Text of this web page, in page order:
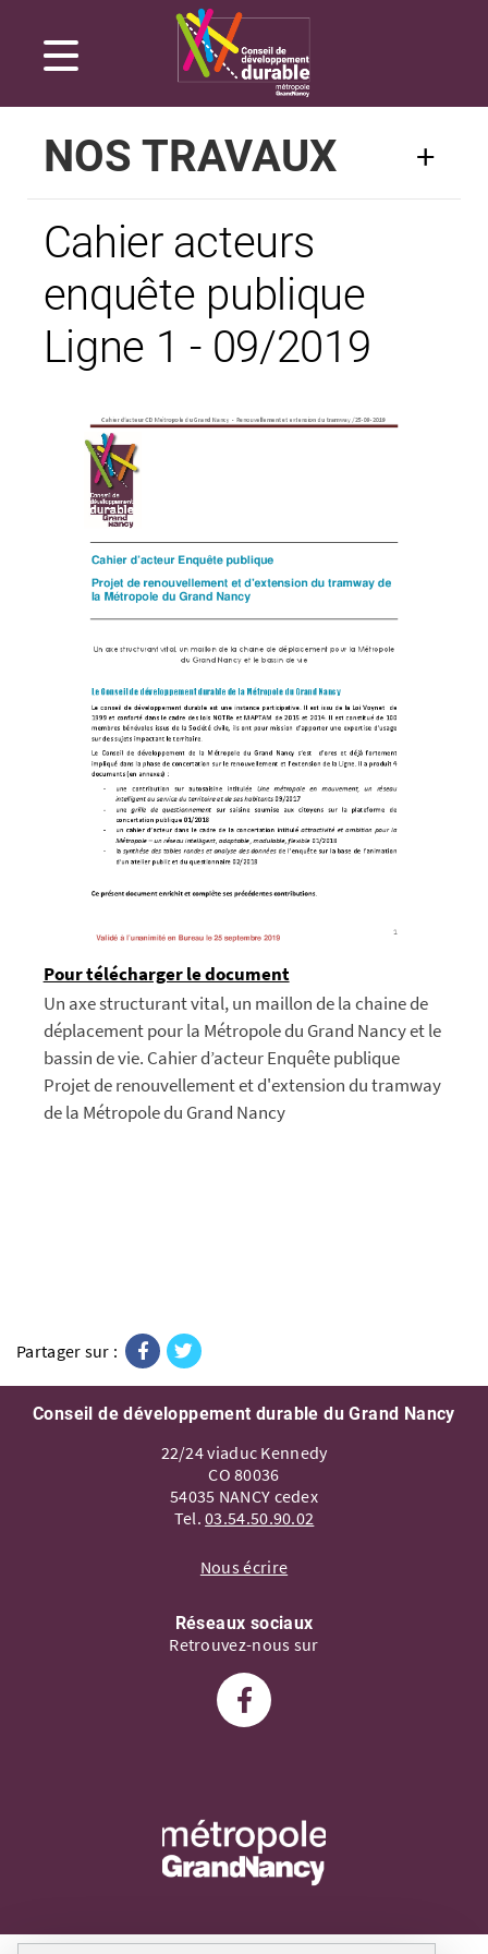
Gestion de vos préférences sur les cookies
NOS TRAVAUX
Cahier acteurs
enquête publique
Ligne 1 - 09/2019
Pour télécharger le document
Un axe structurant vital, un maillon de la chaine de
déplacement pour la Métropole du Grand Nancy et le
bassin de vie. Cahier d’acteur Enquête publique
Projet de renouvellement et d'extension du tramway
de la Métropole du Grand Nancy
Partager sur : Facebook
Conseil de développement durable du Grand Nancy
22/24 viaduc Kennedy
CO 80036
54035 NANCY cedex
Tel.03.54.50.90.02
Nous écrire
Réseaux sociaux
Retrouvez-nous sur
Suivez-nous sur Facebook